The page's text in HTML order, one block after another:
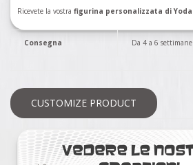
Ricevete la vostra figurina personalizzata di Yoda
Consegna Da 4 a 6 settimane
CUSTOMIZE PRODUCT